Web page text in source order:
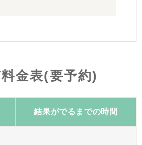
金表(要予約)
結果がでるまでの時間